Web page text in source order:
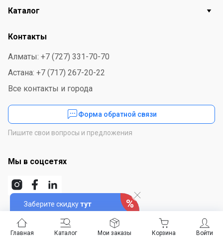
Главная Каталог Войти
Мои заказы Корзина
Заберите скидкутут
Каталог
Контакты
Алматы: +7 (727) 331-70-70
Астана: +7 (717) 267-20-22
Все контакты и города
Форма обратной связи
Пишите свои вопросы и предложения
Мы в соцсетях